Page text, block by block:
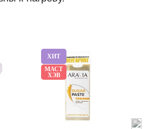
ХИТ
МАСТ
ХЭВ